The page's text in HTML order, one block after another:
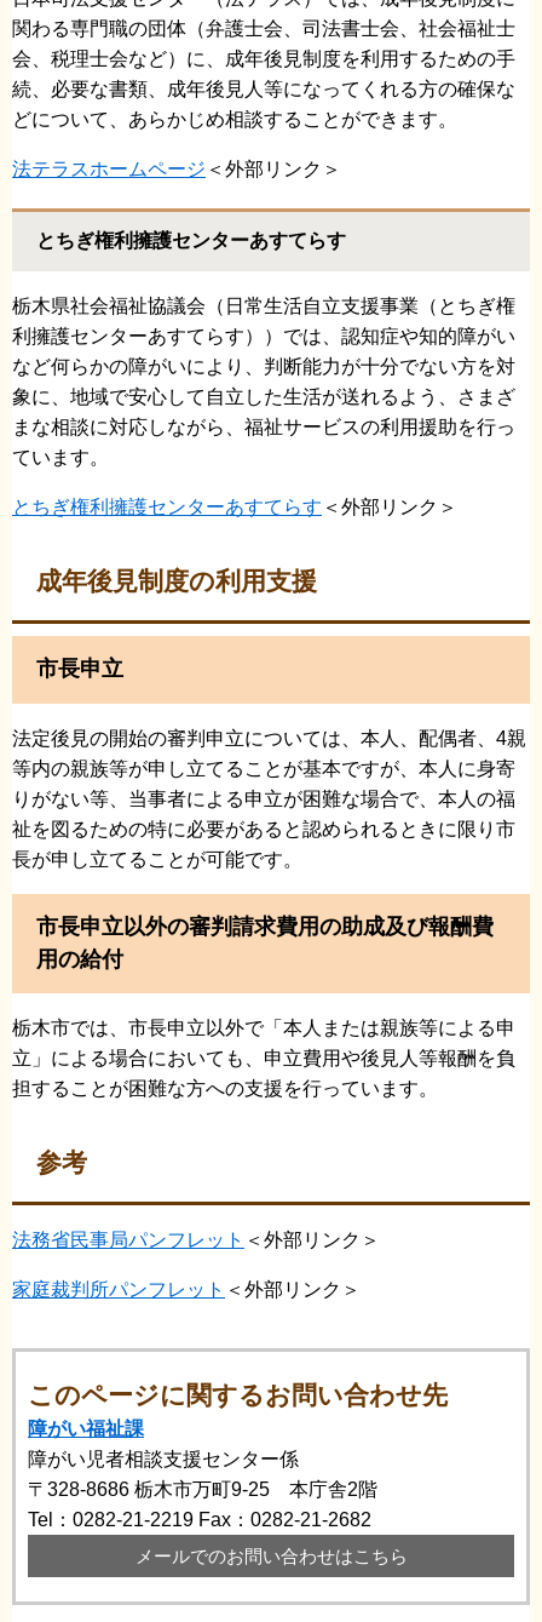
関わる専門職の団体（弁護士会、司法書士会、社会福祉士
会、税理士会など）に、成年後見制度を利用するための手
続、必要な書類、成年後見人等になってくれる方の確保な
どについて、あらかじめ相談することができます。
法テラスホームページ ＜外部リンク＞
とちぎ権利擁護センターあすてらす
栃木県社会福祉協議会（日常生活自立支援事業（とちぎ権
利擁護センターあすてらす））では、認知症や知的障がい
など何らかの障がいにより、判断能力が十分でない方を対
象に、地域で安心して自立した生活が送れるよう、さまざ
まな相談に対応しながら、福祉サービスの利用援助を行っ
ています。
とちぎ権利擁護センターあすてらす ＜外部リンク＞
成年後見制度の利用支援
市長申立
法定後見の開始の審判申立については、本人、配偶者、4親
等内の親族等が申し立てることが基本ですが、本人に身寄
りがない等、当事者による申立が困難な場合で、本人の福
祉を図るための特に必要があると認められるときに限り市
長が申し立てることが可能です。
市長申立以外の審判請求費用の助成及び報酬費
用の給付
栃木市では、市長申立以外で「本人または親族等による申
立」による場合においても、申立費用や後見人等報酬を負
担することが困難な方への支援を行っています。
参考
法務省民事局パンフレット ＜外部リンク＞
家庭裁判所パンフレット ＜外部リンク＞
このページに関するお問い合わせ先
障がい福祉課
障がい児者相談支援センター係
〒328-8686 栃木市万町9-25 本庁舎2階
Tel：0282-21-2219 Fax：0282-21-2682
メールでのお問い合わせはこちら